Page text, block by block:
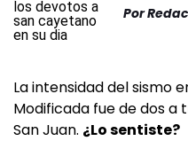
Por
La intensidad del sismo
Modificada fue de dos a
San Juan. ¿Lo sentiste?